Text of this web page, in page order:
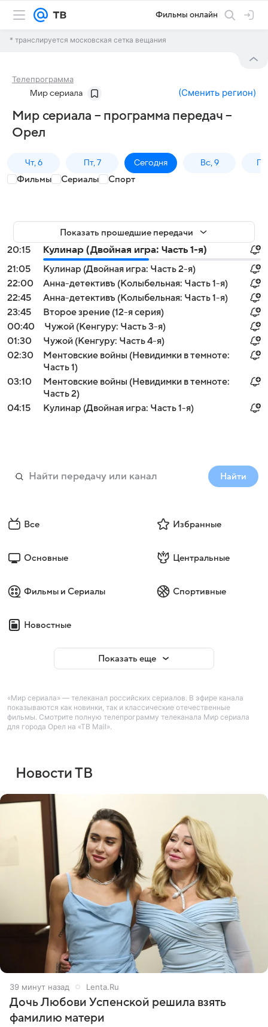
Фильмы онлайн
* транслируется московская сетка вещания
Телепрограмма
Мир сериала (Сменить регион)
Мир сериала – программа передач –
Орел
Чт, 6 Пт, 7 Сегодня Вс, 9
Фильмы Сериалы Спорт
Показать прошедшие передачи
20:15
Кулинар (Двойная игра: Часть 1-я)
21:05
Кулинар (Двойная игра: Часть 2-я)
22:00
Анна-детективъ (Колыбельная: Часть 1-я)
22:45
Анна-детективъ (Колыбельная: Часть 1-я)
23:45
Второе зрение (12-я серия)
00:40
Чужой (Кенгуру: Часть 3-я)
01:30
Чужой (Кенгуру: Часть 4-я)
02:30
Ментовские войны (Невидимки в темноте:
Часть 1)
03:10
Ментовские войны (Невидимки в темноте:
Часть 2)
04:15
Кулинар (Двойная игра: Часть 1-я)
Найти
Все Избранные
Основные Центральные
Фильмы и Сериалы Спортивные
Новостные
Показать еще
«Мир сериала» — телеканал российских сериалов. В эфире канала
показываются как новинки, так и классические отечественные
фильмы. Смотрите полную телепрограмму телеканала Мир сериала
для города Орел на «ТВ Mail».
Новости ТВ
39 минут назад Lenta.Ru
Дочь Любови Успенской решила взять
фамилию матери